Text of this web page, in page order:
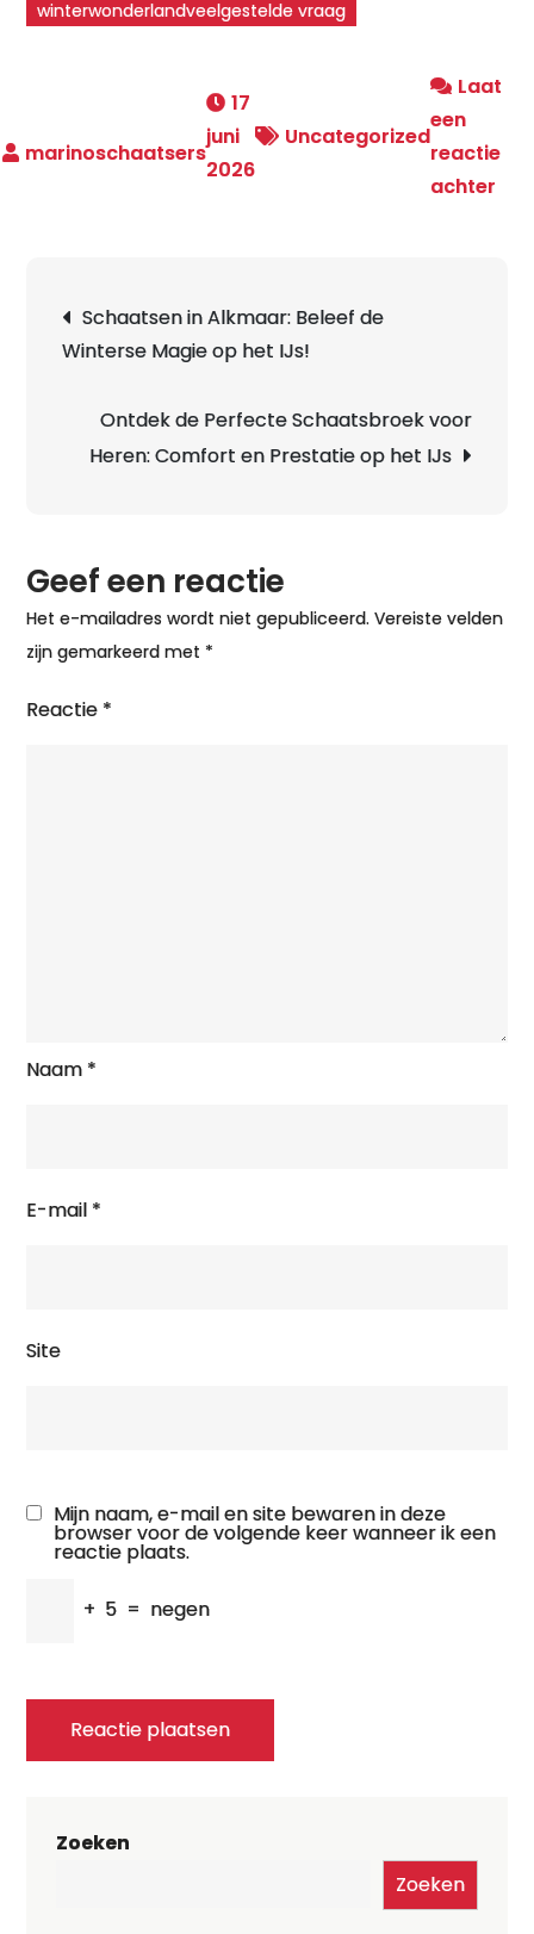
winterwonderlandveelgestelde vraag
17
juni
2026
Uncategorized
Laat
een
reactie
achter
Schaatsen in Alkmaar: Beleef de
Winterse Magie op het IJs!
Ontdek de Perfecte Schaatsbroek voor
Heren: Comfort en Prestatie op het IJs
Geef een reactie
Het e-mailadres wordt niet gepubliceerd. Vereiste velden
zijn gemarkeerd met *
Reactie *
Naam *
E-mail *
Site
Mijn naam, e-mail en site bewaren in deze
browser voor de volgende keer wanneer ik een
reactie plaats.
+ 5 = negen
Zoeken
Zoeken